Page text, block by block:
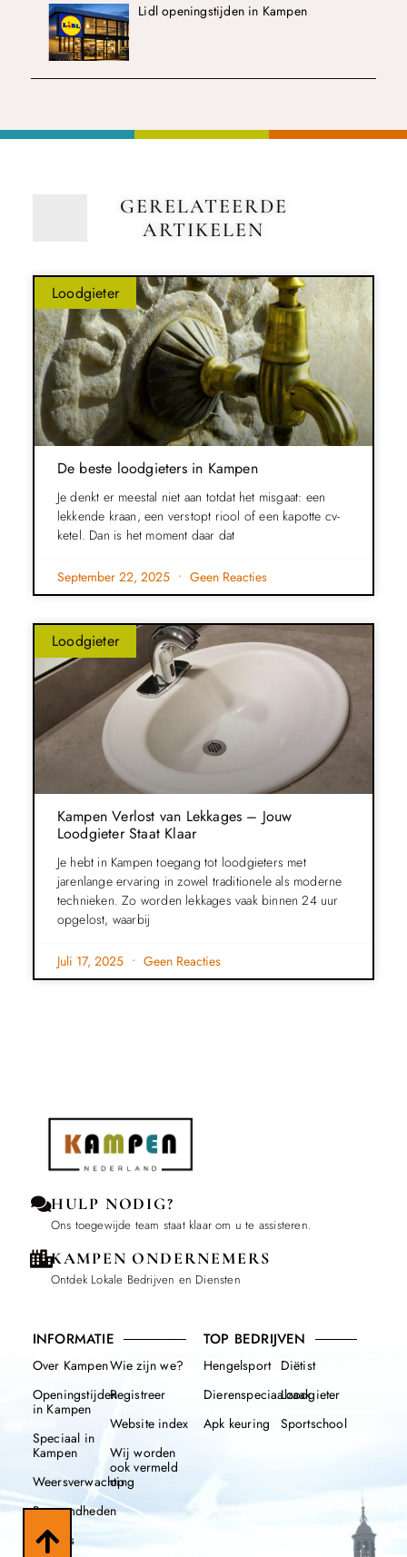
Lidl openingstijden in Kampen
GERELATEERDE
ARTIKELEN
Loodgieter
De beste loodgieters in Kampen
Je denkt er meestal niet aan totdat het misgaat: een
lekkende kraan, een verstopt riool of een kapotte cv-
ketel. Dan is het moment daar dat
September 22, 2025 Geen Reacties
Loodgieter
Kampen Verlost van Lekkages – Jouw
Loodgieter Staat Klaar
Je hebt in Kampen toegang tot loodgieters met
jarenlange ervaring in zowel traditionele als moderne
technieken. Zo worden lekkages vaak binnen 24 uur
opgelost, waarbij
Juli 17, 2025 Geen Reacties
HULP NODIG?
Ons toegewijde team staat klaar om u te assisteren.
KAMPEN ONDERNEMERS
Ontdek Lokale Bedrijven en Diensten
INFORMATIE
Over Kampen
Openingstijden
in Kampen
Speciaal in
Kampen
Weersverwachting
Beroemdheden
Nieuws
Wie zijn we?
Registreer
Website index
Wij worden
ook vermeld
op
TOP BEDRIJVEN
Hengelsport
Dierenspeciaalzaak
Apk keuring
Diëtist
Loodgieter
Sportschool